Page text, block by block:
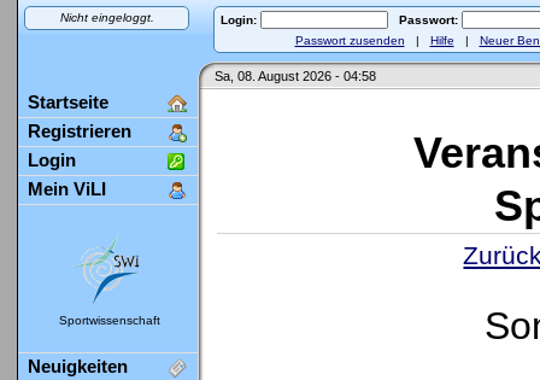
Nicht eingeloggt. Login:
Passwort:
Passwort zusenden | Hilfe | Neuer
Sa, 08. August 2026 - 04:58
Startseite
Registrieren
Login
Mein ViLI
Sportwissenschaft
Neuigkeiten